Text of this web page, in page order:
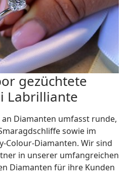
gezüchtete
Labrilliante
Diamanten umfasst runde,
sowie im
Colour-Diamanten. Wir sind
in unserer umfangreichen
Diamanten für ihre Kunden